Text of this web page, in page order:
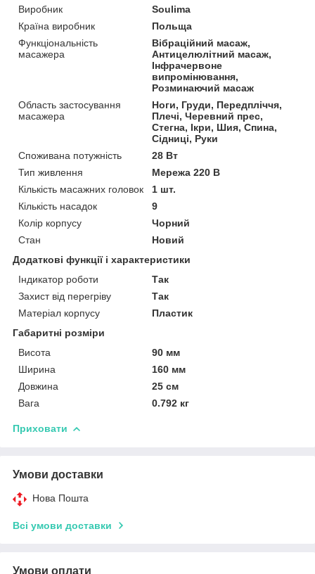
Виробник
Soulima
Країна виробник
Польща
Функціональність
масажера
Вібраційний масаж,
Антицелюлітний масаж,
Інфрачервоне
випромінювання,
Розминаючий масаж
Область застосування
масажера
Ноги, Груди, Передпліччя,
Плечі, Черевний прес,
Стегна, Ікри, Шия, Спина,
Сідниці, Руки
Споживана потужність
28 Вт
Тип живлення
Мережа 220 В
Кількість масажних головок
1 шт.
Кількість насадок
9
Колір корпусу
Чорний
Стан
Новий
Додаткові функції і характеристики
Індикатор роботи
Так
Захист від перегріву
Так
Матеріал корпусу
Пластик
Габаритні розміри
Висота
90 мм
Ширина
160 мм
Довжина
25 см
Вага
0.792 кг
Приховати
Умови доставки
Нова Пошта
Всі умови доставки
Умови оплати